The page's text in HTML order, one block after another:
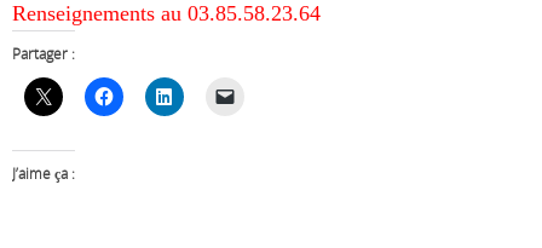
Renseignements au 03.85.58.23.64
Partager :
J’aime ça :